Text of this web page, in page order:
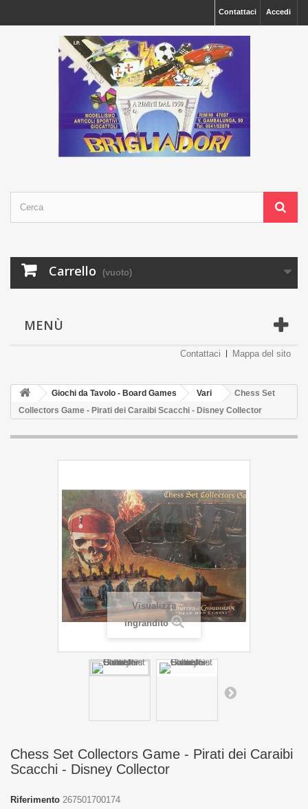
Accedi
Contattaci
Carrello (vuoto)
MENÙ
Contattaci Mappa del sito
Giochi da Tavolo - Board Games Vari
Chess Set
Collectors Game - Pirati dei Caraibi Scacchi - Disney Collector
Visualizza
ingrandito
Chess Set Collectors Game - Pirati dei Caraibi
Scacchi - Disney Collector
Riferimento 267501700174